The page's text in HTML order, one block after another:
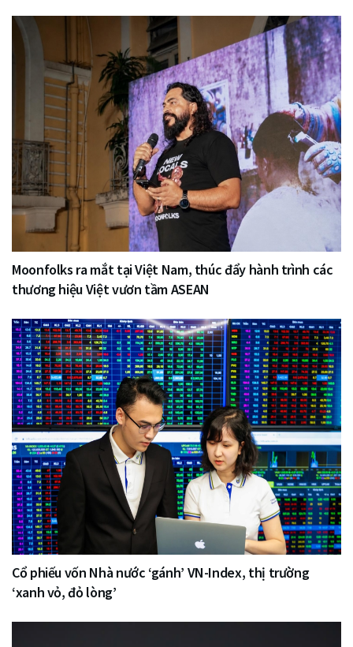
Moonfolks ra mắt tại Việt Nam, thúc đẩy hành trình các
thương hiệu Việt vươn tầm ASEAN
Cổ phiếu vốn Nhà nước ‘gánh’ VN-Index, thị trường
‘xanh vỏ, đỏ lòng’